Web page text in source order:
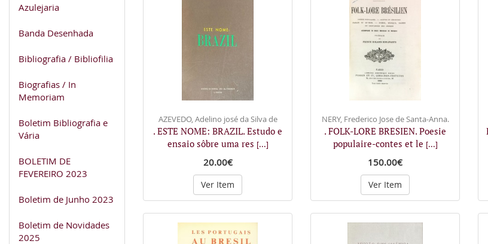
Azulejaria
Banda Desenhada
Bibliografia / Bibliofilia
Biografias / In
Memoriam
Boletim Bibliografia e
Vária
BOLETIM DE
FEVEREIRO 2023
Boletim de Junho 2023
Boletim de Novidades
2025
AZEVEDO, Adelino josé da Silva de
. ESTE NOME: BRAZIL. Estudo e
ensaio sôbre uma res [...]
20.00€
Ver Item
NERY, Frederico Jose de Santa-Anna.
. FOLK-LORE BRESIEN. Poesie
populaire-contes et le [...]
150.00€
Ver Item